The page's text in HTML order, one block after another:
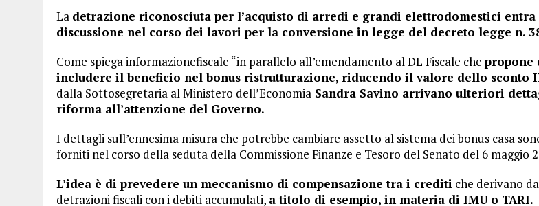
La detrazione riconosciuta per l’acquisto di arredi e grandi elettrodomestici
discussione nel corso dei lavori per la conversione in legge del decreto legge n.
Come spiega informazionefiscale “in parallelo all’emendamento al DL Fiscale che propone
includere il beneficio nel bonus ristrutturazione, riducendo il valore dello sconto
dalla Sottosegretaria al Ministero dell’Economia Sandra Savino arrivano ulteriori
riforma all’attenzione del Governo.
I dettagli sull’ennesima misura che potrebbe cambiare assetto al sistema dei bonus casa
forniti nel corso della seduta della Commissione Finanze e Tesoro del Senato del 6 maggio
L’idea è di prevedere un meccanismo di compensazione tra i crediti che derivano
detrazioni fiscali con i debiti accumulati, a titolo di esempio, in materia di IMU o TARI.